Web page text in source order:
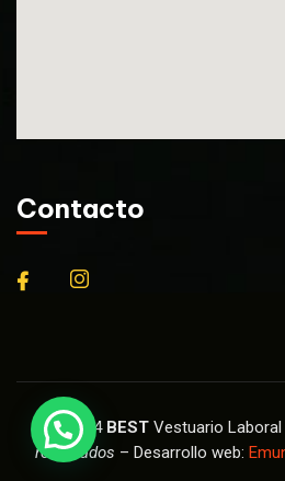
Contacto
© 2024 BEST Vestuario Laboral
reservados – Desarrollo web: